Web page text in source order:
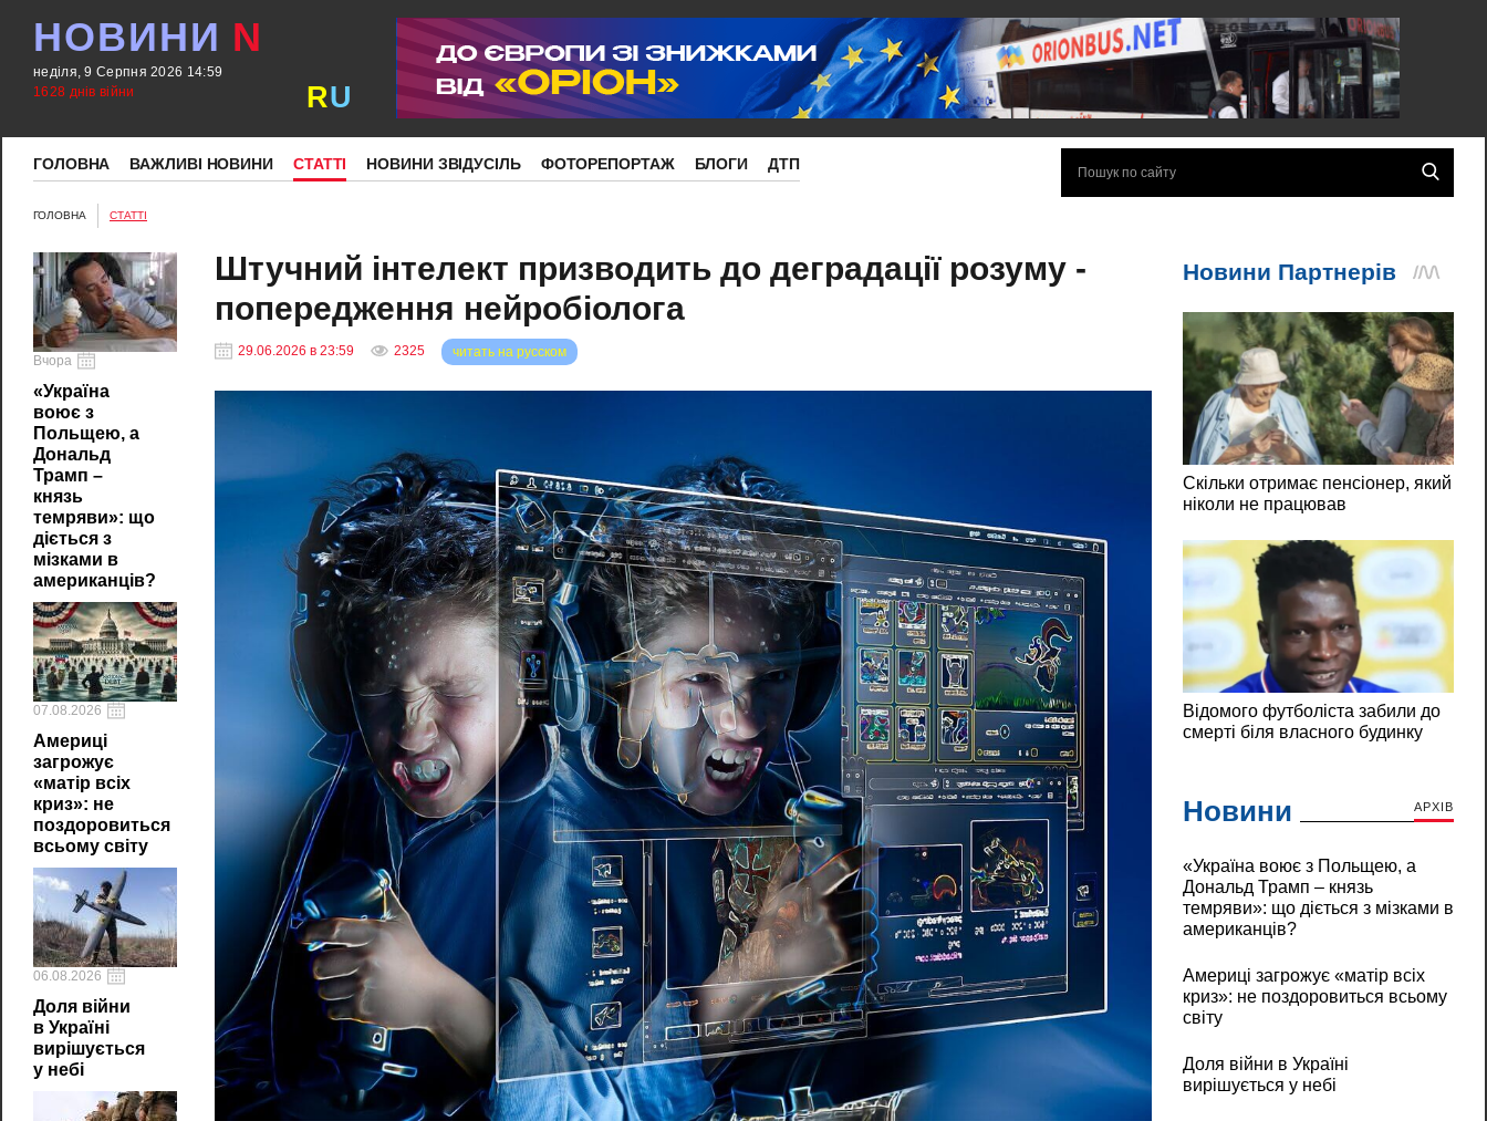
НОВИНИ N
неділя, 9 Серпня 2026 14:59
1628 днів війни
RU
ГОЛОВНА ВАЖЛИВІ НОВИНИ СТАТТІ НОВИНИ ЗВІДУСІЛЬ ФОТОРЕПОРТАЖ БЛОГИ ДТП
ГОЛОВНА СТАТТІ
Вчора
«Україна
воює з
Польщею, а
Дональд
Трамп –
князь
темряви»: що
діється з
мізками в
американців?
07.08.2026
Америці
загрожує
«матір всіх
криз»: не
поздоровиться
всьому світу
06.08.2026
Доля війни
в Україні
вирішується
у небі
Штучний інтелект призводить до деградації розуму -
попередження нейробіолога
29.06.2026 в 23:59 2325 читать на русском
Новини АРХІВ
«Україна воює з Польщею, а
Дональд Трамп – князь
темряви»: що діється з мізками в
американців?
Америці загрожує «матір всіх
криз»: не поздоровиться всьому
світу
Доля війни в Україні
вирішується у небі